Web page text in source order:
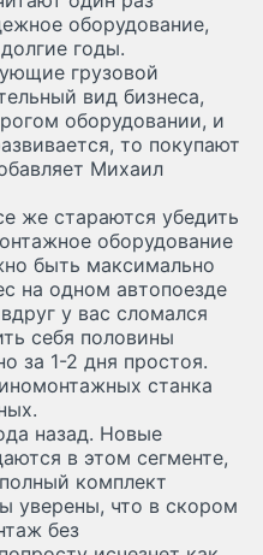
оборудование,
годы.
грузовой
вид бизнеса,
оборудовании, и
то покупают
Михаил
же стараются убедить
оборудование
быть максимально
на одном автопоезде
у вас сломался
себя половины
за 1-2 дня простоя.
станка
назад. Новые
в этом сегменте,
комплект
уверены, что в скором
без